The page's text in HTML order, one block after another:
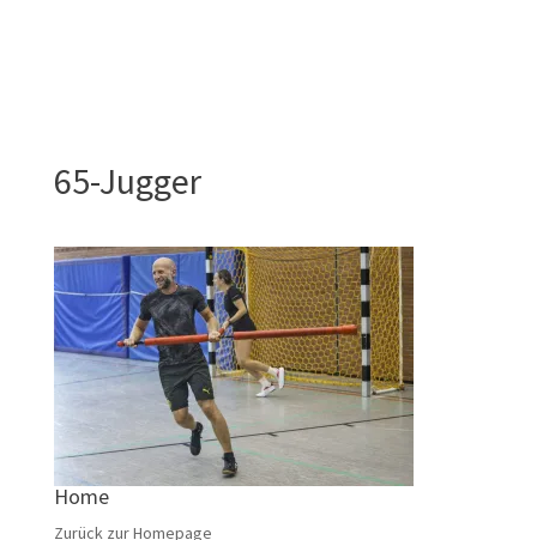
65-Jugger
Home
Zurück zur Homepage